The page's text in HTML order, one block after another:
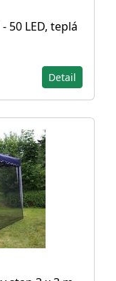
50 LED, teplá
Detail